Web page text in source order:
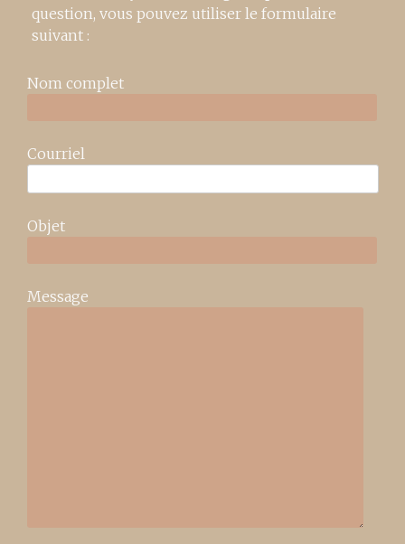
question, vous pouvez utiliser le formulaire
suivant :
Nom complet
Courriel
Objet
Message